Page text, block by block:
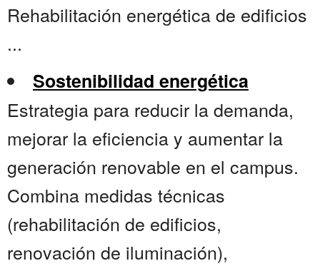
Rehabilitación energética de edificios
...
Sostenibilidad energética
Estrategia para reducir la demanda,
mejorar la eficiencia y aumentar la
generación renovable en el campus.
Combina medidas técnicas
(rehabilitación de edificios,
renovación de iluminación),